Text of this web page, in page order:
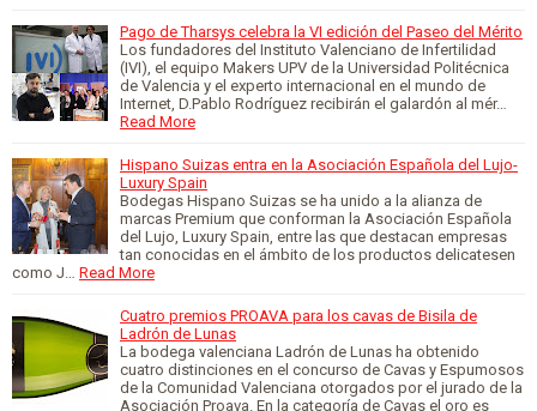
Pago de Tharsys celebra la VI edición del Paseo del Mérito
Los fundadores del Instituto Valenciano de Infertilidad
(IVI), el equipo Makers UPV de la Universidad Politécnica
de Valencia y el experto internacional en el mundo de
Internet, D.Pablo Rodríguez recibirán el galardón al mér…
Read More
Hispano Suizas entra en la Asociación Española del Lujo-
Luxury Spain
Bodegas Hispano Suizas se ha unido a la alianza de
marcas Premium que conforman la Asociación Española
del Lujo, Luxury Spain, entre las que destacan empresas
tan conocidas en el ámbito de los productos delicatesen
como J… Read More
Cuatro premios PROAVA para los cavas de Bisila de
Ladrón de Lunas
La bodega valenciana Ladrón de Lunas ha obtenido
cuatro distinciones en el concurso de Cavas y Espumosos
de la Comunidad Valenciana otorgados por el jurado de la
Asociación Proava. En la categoría de Cavas el oro es